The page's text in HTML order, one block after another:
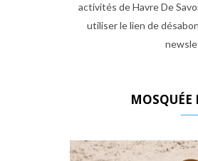
activités de Havre De
utiliser le lien de